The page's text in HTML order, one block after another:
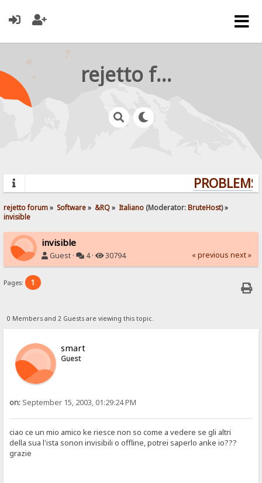
rejetto forum
rejetto forum» Software» &RQ» Italiano (Moderator:BruteHost) »
invisible
invisible
Guest · 4 · 30794 « previous next »
Pages: 1
0 Members and 2 Guests are viewing this topic.
smart
Guest
on: September 15, 2003, 01:29:24 PM
ciao ce un mio amico ke riesce non so come a vedere se gli altri
della sua l'ista sonon invisibili o offline, potrei saperlo anke io???
grazie